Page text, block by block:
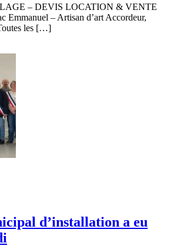
– DEVIS LOCATION & VENTE
Emmanuel – Artisan d’art Accordeur,
les […]
d’installation a eu